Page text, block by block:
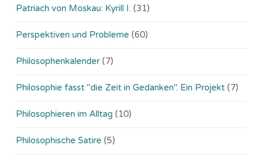
Patriach von Moskau: Kyrill I. (31)
Perspektiven und Probleme (60)
Philosophenkalender (7)
Philosophie fasst "die Zeit in Gedanken". Ein Projekt (7)
Philosophieren im Alltag (10)
Philosophische Satire (5)